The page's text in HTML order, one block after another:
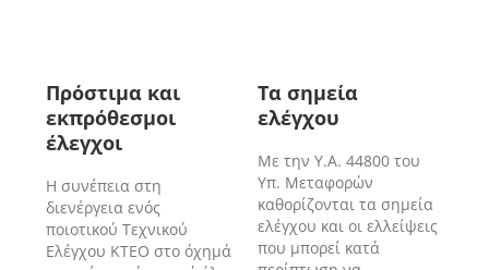
Πρόστιμα και
εκπρόθεσμοι
έλεγχοι
Η συνέπεια στη
διενέργεια ενός
ποιοτικού Τεχνικού
Ελέγχου ΚΤΕΟ στο όχημά
Τα σημεία
ελέγχου
Με την Υ.Α. 44800 του
Υπ. Μεταφορών
καθορίζονται τα σημεία
ελέγχου και οι ελλείψεις
που μπορεί κατά